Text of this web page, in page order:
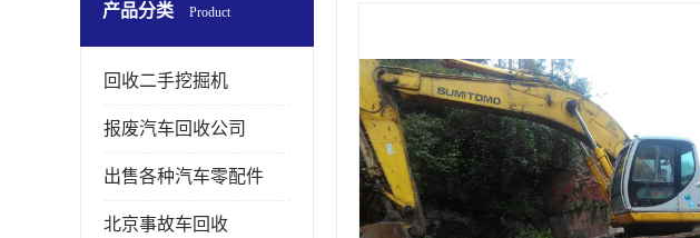
产品分类 Product
回收二手挖掘机
报废汽车回收公司
出售各种汽车零配件
北京事故车回收